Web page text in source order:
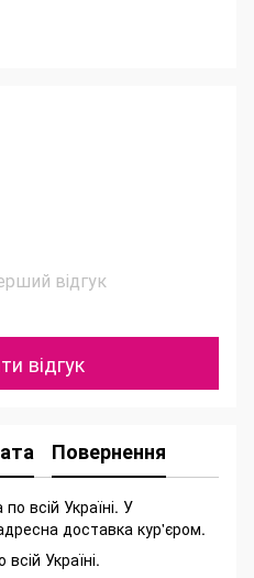
відгук
відгук
Повернення
всій Україні. У
доставка кур'єром.
Україні.